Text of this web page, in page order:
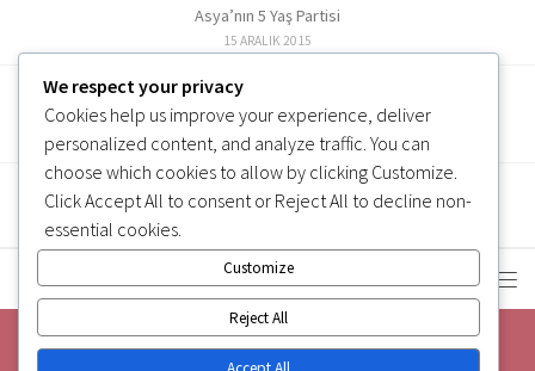
Asya’nın 5 Yaş Partisi
15 ARALIK 2015
ALTERNATIF TARIFLER
Labne Peynir Yapımı (6 ve üzeri)
3 OCAK 2019
We respect your privacy
Cookies help us improve your experience, deliver
personalized content, and analyze traffic. You can
choose which cookies to allow by clicking Customize
ClickAccept All to consent or Reject All to decline non-
essential cookies.
Customize
Reject All